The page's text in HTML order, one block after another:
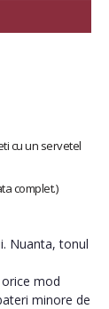
cu un servetel
complet.)
Nuanta, tonul
mod
minore de